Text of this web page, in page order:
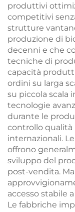
produttivi
competitivi
strutture
produzione di
decenni e che
tecniche di
capacità
ordini su larga
su piccola scala
tecnologie
durante le
controllo qualità
internazionali.
offrono
sviluppo del
post-vendita.
accesso stabile
Le fabbriche